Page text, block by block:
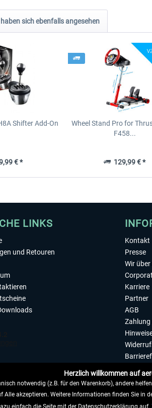
sich ebenfalls angesehen
Shifter Add-On
€ *
Wheel Stand Pro for
F458...
129,99 € *
LINKS
und Retouren
WIDERRUFEN
Kontakt
Presse
Wir
Karriere
Partner
AGB
Zahlung
Herzlich willkommen auf
notwendig (z.B. für den Warenkorb), andere
Alle akzeptieren. Weitere Informationen finden Sie
einfach die Seite mit der Datenschutzerklärung auf.